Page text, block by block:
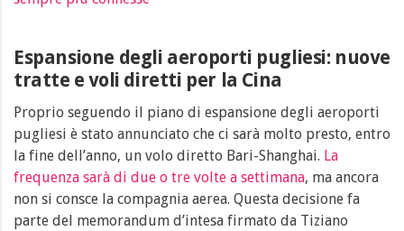
Espansione degli aeroporti pugliesi: nuove
tratte e voli diretti per la Cina
Proprio seguendo il piano di espansione degli aeroporti
pugliesi è stato annunciato che ci sarà molto presto, entro
la fine dell’anno, un volo diretto Bari-Shanghai. La
frequenza sarà di due o tre volte a settimana, ma ancora
non si consce la compagnia aerea. Questa decisione fa
parte del memorandum d’intesa firmato da Tiziano